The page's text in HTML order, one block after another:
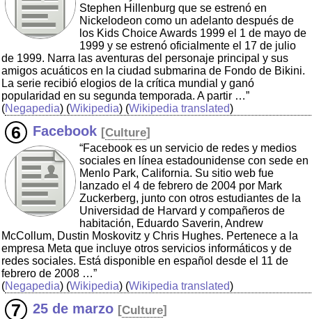
Stephen Hillenburg que se estrenó en
Nickelodeon como un adelanto después de
los Kids Choice Awards 1999 el 1 de mayo de
1999 y se estrenó oficialmente el 17 de julio
de 1999. Narra las aventuras del personaje principal y sus
amigos acuáticos en la ciudad submarina de Fondo de Bikini.
La serie recibió elogios de la crítica mundial y ganó
popularidad en su segunda temporada. A partir …”
(Negapedia) (Wikipedia) (Wikipedia translated)
Facebook [Culture]
“Facebook es un servicio de redes y medios
sociales en línea estadounidense con sede en
Menlo Park, California. Su sitio web fue
lanzado el 4 de febrero de 2004 por Mark
Zuckerberg, junto con otros estudiantes de la
Universidad de Harvard y compañeros de
habitación, Eduardo Saverin, Andrew
McCollum, Dustin Moskovitz y Chris Hughes. Pertenece a la
empresa Meta que incluye otros servicios informáticos y de
redes sociales. Está disponible en español desde el 11 de
febrero de 2008 …”
(Negapedia) (Wikipedia) (Wikipedia translated)
25 de marzo [Culture]